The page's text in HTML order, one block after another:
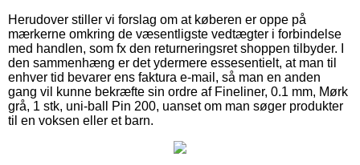
Herudover stiller vi forslag om at køberen er oppe på
mærkerne omkring de væsentligste vedtægter i forbindelse
med handlen, som fx den returneringsret shoppen tilbyder. I
den sammenhæng er det ydermere essesentielt, at man til
enhver tid bevarer ens faktura e-mail, så man en anden
gang vil kunne bekræfte sin ordre af Fineliner, 0.1 mm, Mørk
grå, 1 stk, uni-ball Pin 200, uanset om man søger produkter
til en voksen eller et barn.